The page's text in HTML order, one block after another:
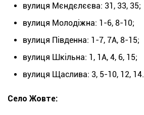
вулиця Мєндєлєєва: 31, 33, 35;
вулиця Молодіжна: 1-6, 8-10;
вулиця Південна: 1-7, 7А, 8-15;
вулиця Шкільна: 1, 1А, 4, 6, 15;
вулиця Щаслива: 3, 5-10, 12, 14.
Село Жовте: